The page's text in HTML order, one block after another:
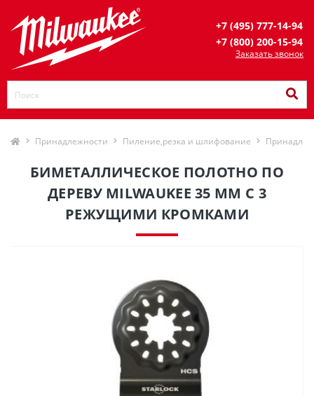
+7 (495) 777-14-94
+7 (800) 200-15-94
Заказать звонок
Принадлежности Пиление,резка и шлифование
БИМЕТАЛЛИЧЕСКОЕ ПОЛОТНО ПО
ДЕРЕВУ MILWAUKEE 35 ММ С 3
РЕЖУЩИМИ КРОМКАМИ